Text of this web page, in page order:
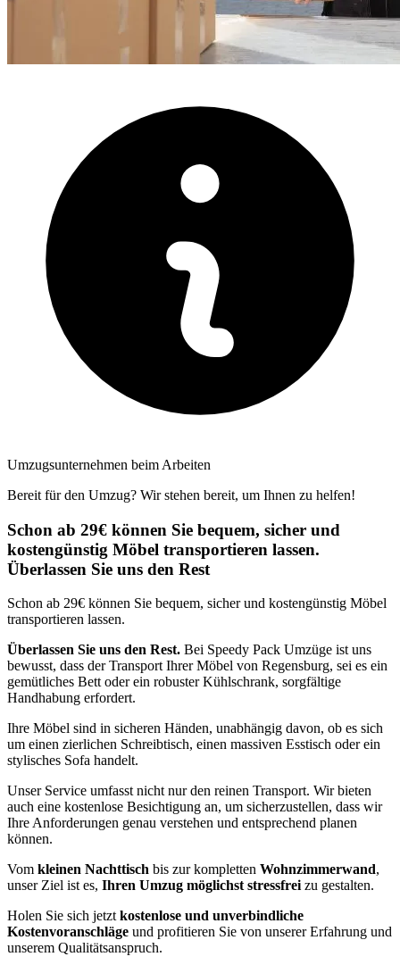
Umzugsunternehmen beim Arbeiten
Bereit für den Umzug? Wir stehen bereit, um Ihnen zu helfen!
Schon ab 29€ können Sie bequem, sicher und
kostengünstig Möbel transportieren lassen.
Überlassen Sie uns den Rest
Schon ab 29€ können Sie bequem, sicher und kostengünstig Möbel
transportieren lassen.
Überlassen Sie uns den Rest. Bei Speedy Pack Umzüge ist uns
bewusst, dass der Transport Ihrer Möbel von Regensburg, sei es ein
gemütliches Bett oder ein robuster Kühlschrank, sorgfältige
Handhabung erfordert.
Ihre Möbel sind in sicheren Händen, unabhängig davon, ob es sich
um einen zierlichen Schreibtisch, einen massiven Esstisch oder ein
stylisches Sofa handelt.
Unser Service umfasst nicht nur den reinen Transport. Wir bieten
auch eine kostenlose Besichtigung an, um sicherzustellen, dass wir
Ihre Anforderungen genau verstehen und entsprechend planen
können.
Vom kleinen Nachttisch bis zur kompletten Wohnzimmerwand,
unser Ziel ist es, Ihren Umzug möglichst stressfrei zu gestalten.
Holen Sie sich jetzt kostenlose und unverbindliche
Kostenvoranschläge und profitieren Sie von unserer Erfahrung und
unserem Qualitätsanspruch.